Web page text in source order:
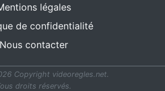
légales
de confidentialité
Nous contacter
Copyright videoregles.net.
droits réservés.